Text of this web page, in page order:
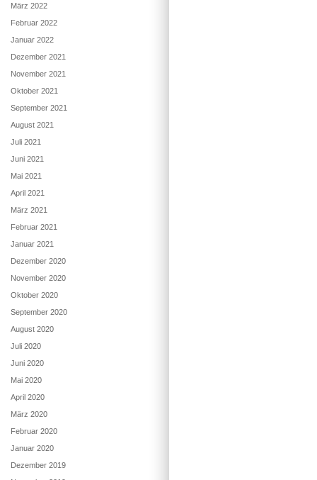
März 2022
Februar 2022
Januar 2022
Dezember 2021
November 2021
Oktober 2021
September 2021
August 2021
Juli 2021
Juni 2021
Mai 2021
April 2021
März 2021
Februar 2021
Januar 2021
Dezember 2020
November 2020
Oktober 2020
September 2020
August 2020
Juli 2020
Juni 2020
Mai 2020
April 2020
März 2020
Februar 2020
Januar 2020
Dezember 2019